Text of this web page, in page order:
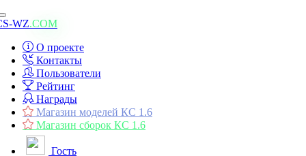
Toggle
navigation
WZ.COM
О проекте
Контакты
Пользователи
Рейтинг
Награды
Магазин моделей КС 1.6
Магазин сборок КС 1.6
Гость